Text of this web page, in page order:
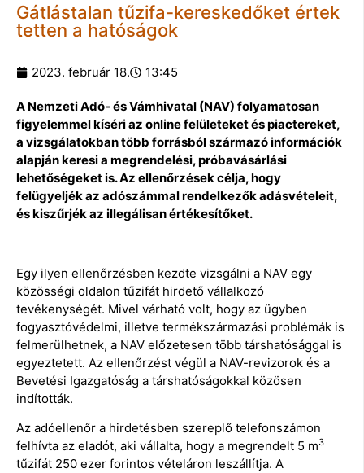
Gátlástalan tűzifa-kereskedőket értek
tetten a hatóságok
2023. február 18. 13:45
A Nemzeti Adó- és Vámhivatal (NAV) folyamatosan
figyelemmel kíséri az online felületeket és piactereket,
a vizsgálatokban több forrásból származó információk
alapján keresi a megrendelési, próbavásárlási
lehetőségeket is. Az ellenőrzések célja, hogy
felügyeljék az adószámmal rendelkezők adásvételeit,
és kiszűrjék az illegálisan értékesítőket.
Egy ilyen ellenőrzésben kezdte vizsgálni a NAV egy
közösségi oldalon tűzifát hirdető vállalkozó
tevékenységét. Mivel várható volt, hogy az ügyben
fogyasztóvédelmi, illetve termékszármazási problémák is
felmerülhetnek, a NAV előzetesen több társhatósággal is
egyeztetett. Az ellenőrzést végül a NAV-revizorok és a
Bevetési Igazgatóság a társhatóságokkal közösen
indították.
Az adóellenőr a hirdetésben szereplő telefonszámon
felhívta az eladót, aki vállalta, hogy a megrendelt 5 m3
tűzifát 250 ezer forintos vételáron leszállítja. A